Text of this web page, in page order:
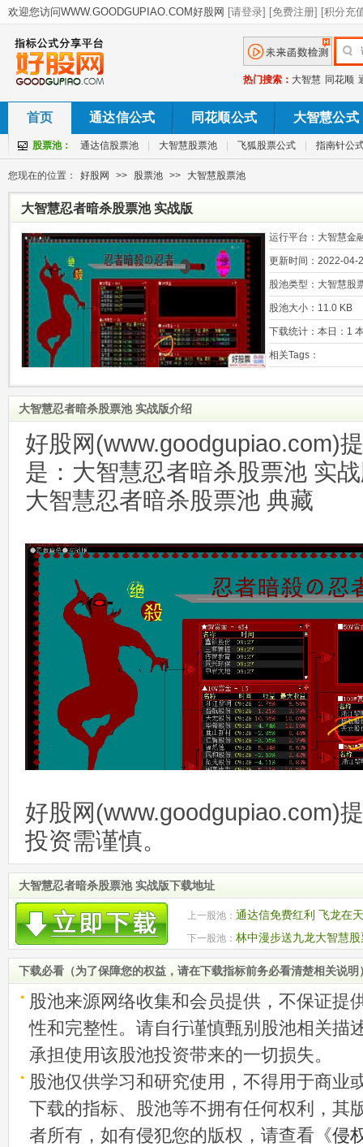
热门搜索： 大智慧 同花顺
首页 通达信公式 同花顺公式 大智慧公式
股票池： 通达信股票池 大智慧股票池 飞狐股票公式 指南针公
您现在的位置： 好股网 >> 股票池 >> 大智慧股票池
大智慧忍者暗杀股票池 实战版
运行平台： 大智慧金
更新时间： 2022-04-
股池类型： 大智慧股
股池大小： 11.0 KB
下载统计： 本日：1
相关Tags：
大智慧忍者暗杀股票池 实战版介绍
好股网(www.goodgupiao.com)
是：大智慧忍者暗杀股票池 实
大智慧忍者暗杀股票池 典藏
好股网(www.goodgupiao.com)
投资需谨慎。
大智慧忍者暗杀股票池 实战版下载地址
上一股池： 通达信免费红利 飞龙在
下一股池： 林中漫步送九龙大智慧股
下载必看（为了保障您的权益，请在下载指标前务必看清楚相关说明
股池来源网络收集和会员提供，不保证提
性和完整性。请自行谨慎甄别股池相关描
承担使用该股池投资带来的一切损失。
股池仅供学习和研究使用，不得用于商业
下载的指标、股池等不拥有任何权利，其
者所有，如有侵犯您的版权，请查看《侵